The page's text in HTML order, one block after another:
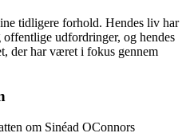
tidligere forhold. Hendes liv har
udfordringer, og hendes
der har været i fokus gennem
om Sinéad OConnors